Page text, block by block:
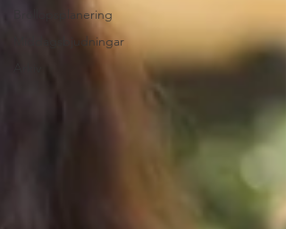
Bröllopsplanering
Middagsbjudningar